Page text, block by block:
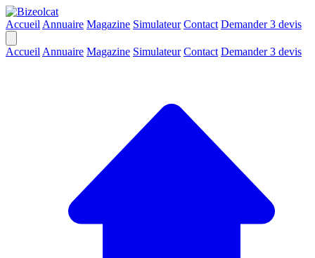
Accueil Annuaire Magazine Simulateur Contact Demander 3 devis
Accueil Annuaire Magazine Simulateur Contact Demander 3 devis